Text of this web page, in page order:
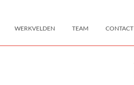
WERKVELDEN TEAM CONTACT